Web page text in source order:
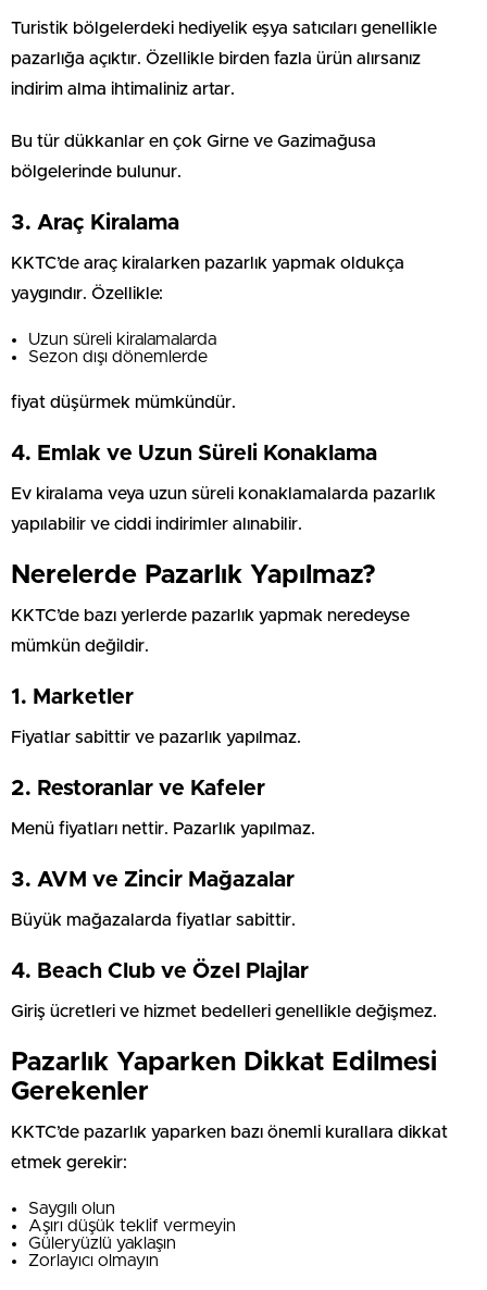
Turistik bölgelerdeki hediyelik eşya satıcıları genellikle
pazarlığa açıktır. Özellikle birden fazla ürün alırsanız
indirim alma ihtimaliniz artar.
Bu tür dükkanlar en çok Girne ve Gazimağusa
bölgelerinde bulunur.
3. Araç Kiralama
KKTC’de araç kiralarken pazarlık yapmak oldukça
yaygındır. Özellikle:
Uzun süreli kiralamalarda
Sezon dışı dönemlerde
fiyat düşürmek mümkündür.
4. Emlak ve Uzun Süreli Konaklama
Ev kiralama veya uzun süreli konaklamalarda pazarlık
yapılabilir ve ciddi indirimler alınabilir.
Nerelerde Pazarlık Yapılmaz?
KKTC’de bazı yerlerde pazarlık yapmak neredeyse
mümkün değildir.
1. Marketler
Fiyatlar sabittir ve pazarlık yapılmaz.
2. Restoranlar ve Kafeler
Menü fiyatları nettir. Pazarlık yapılmaz.
3. AVM ve Zincir Mağazalar
Büyük mağazalarda fiyatlar sabittir.
4. Beach Club ve Özel Plajlar
Giriş ücretleri ve hizmet bedelleri genellikle değişmez.
Pazarlık Yaparken Dikkat Edilmesi
Gerekenler
KKTC’de pazarlık yaparken bazı önemli kurallara dikkat
etmek gerekir:
Saygılı olun
Aşırı düşük teklif vermeyin
Güleryüzlü yaklaşın
Zorlayıcı olmayın